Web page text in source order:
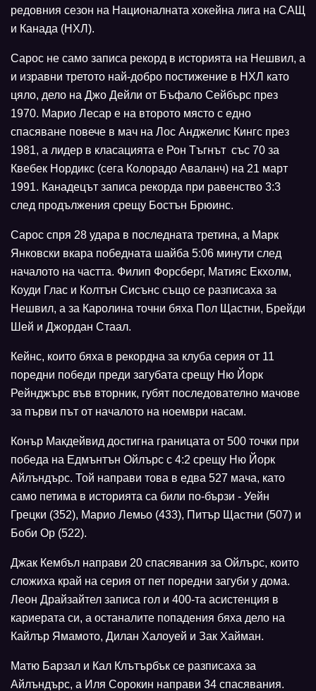
редовния сезон на Националната хокейна лига на САЩ
и Канада (НХЛ).
Сарос не само записа рекорд в историята на Нешвил, а
и изравни третото най-добро постижение в НХЛ като
цяло, дело на Джо Дейли от Бъфало Сейбърс през
1970. Марио Лесар е на второто място с едно
спасяване повече в мач на Лос Анджелис Кингс през
1981, а лидер в класацията е Рон Тъгнът със 70 за
Квебек Нордикс (сега Колорадо Аваланч) на 21 март
1991. Канадецът записа рекорда при равенство 3:3
след продължения срещу Бостън Брюинс.
Сарос спря 28 удара в последната третина, а Марк
Янковски вкара победната шайба 5:06 минути след
началото на частта. Филип Форсберг, Матияс Екхолм,
Коуди Глас и Колтън Сисънс също се разписаха за
Нешвил, а за Каролина точни бяха Пол Щастни, Брейди
Шей и Джордан Стаал.
Кейнс, които бяха в рекордна за клуба серия от 11
поредни победи преди загубата срещу Ню Йорк
Рейнджърс във вторник, губят последователно мачове
за първи път от началото на ноември насам.
Конър Макдейвид достигна границата от 500 точки при
победа на Едмънтън Ойлърс с 4:2 срещу Ню Йорк
Айлъндърс. Той направи това в едва 527 мача, като
само петима в историята са били по-бързи - Уейн
Грецки (352), Марио Лемьо (433), Питър Щастни (507) и
Боби Ор (522).
Джак Кембъл направи 20 спасявания за Ойлърс, които
сложиха край на серия от пет поредни загуби у дома.
Леон Драйзайтел записа гол и 400-та асистенция в
кариерата си, а останалите попадения бяха дело на
Кайлър Ямамото, Дилан Халоуей и Зак Хайман.
Матю Барзал и Кал Клътърбък се разписаха за
Айлъндърс, а Иля Сорокин направи 34 спасявания.